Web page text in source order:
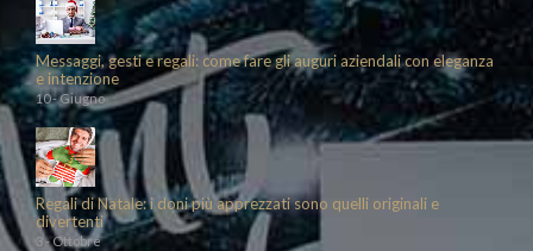
Messaggi, gesti e regali: come fare gli auguri aziendali con eleganza
e intenzione
10 - Giugno
Regali di Natale: i doni più apprezzati sono quelli originali e
divertenti
3 - Ottobre